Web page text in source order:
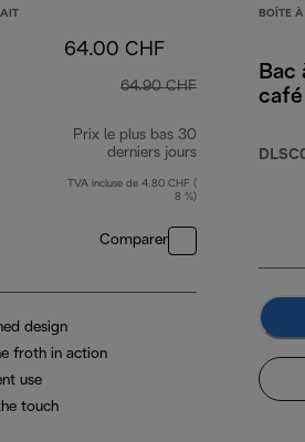
64.00 CHF
64.90 CHF
Prix le plus bas 30
derniers jours
TVA incluse de 4.80 CHF (
8 %)
Comparer
design
froth in action
use
touch
BOÎTE
Bac